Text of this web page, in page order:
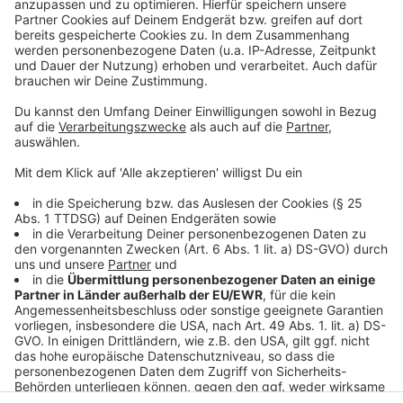
Jahrzehnten unterhalten. Wir erfahren auch, wie es ihm
dabei ergangen ist und wobei er selbst mal ins
Schleudern gekommen ist. Viel Spaß beim Zuhören und
bitte nicht erschrecken, wenn dabei das Telefon
sein.
Anzeige
Anzeige